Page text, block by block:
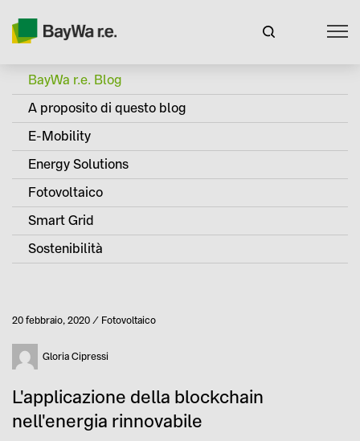
BayWa r.e. Blog
A proposito di questo blog
E-Mobility
Energy Solutions
Fotovoltaico
Smart Grid
Sostenibilità
Pubblicato
20 febbraio, 2020 Categoria
Fotovoltaico
Autore Gloria Cipressi
L'applicazione della blockchain
nell'energia rinnovabile